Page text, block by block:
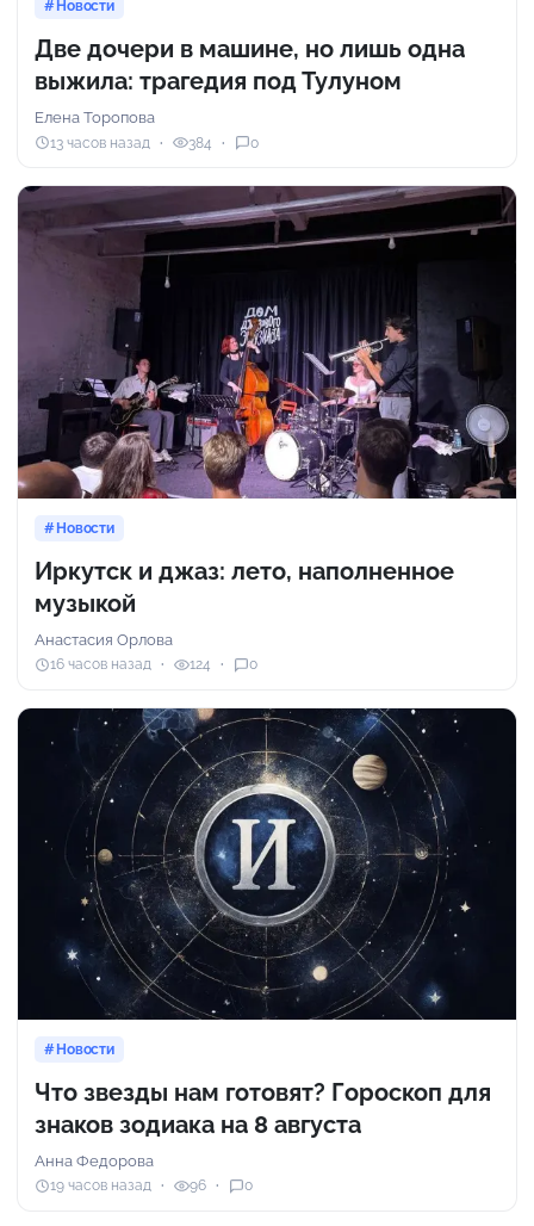
Новости
Две дочери в машине, но лишь одна
выжила: трагедия под Тулуном
Елена Торопова
13 часов назад 384 0
Новости
Иркутск и джаз: лето, наполненное
музыкой
Анастасия Орлова
16 часов назад 124 0
Новости
Что звезды нам готовят? Гороскоп для
знаков зодиака на 8 августа
Анна Федорова
19 часов назад 96 0